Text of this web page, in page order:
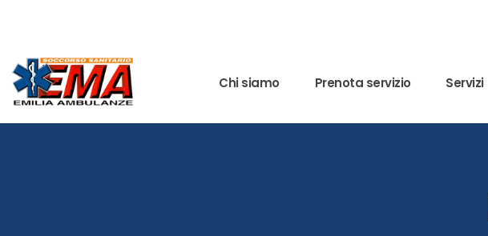
Chi siamo Prenota servizio Servizi